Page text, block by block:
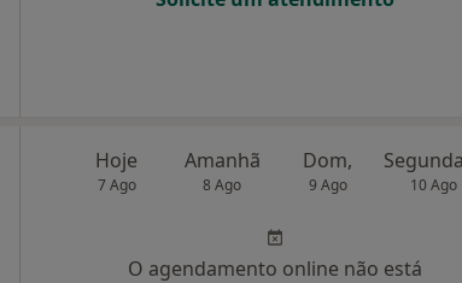
Hoje
7 Ago
Amanhã
8 Ago
Dom,
9 Ago 10 Ago
O agendamento online não está